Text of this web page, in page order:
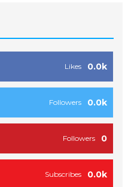
0.0k
Likes
0.0k
Followers
0
Followers
0.0k
Subscribes